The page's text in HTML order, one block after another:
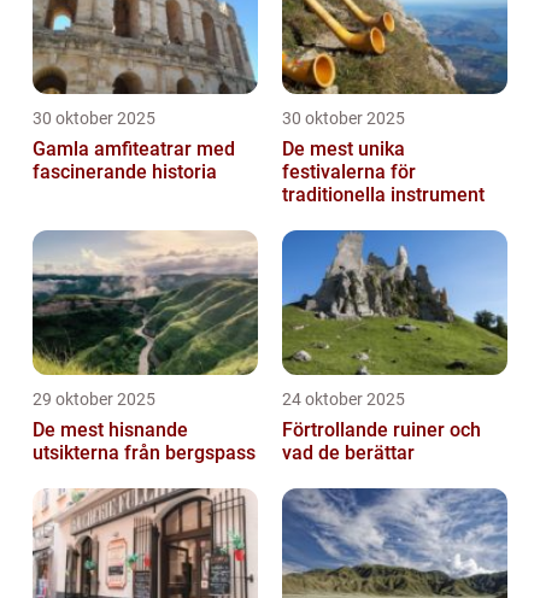
30 oktober 2025
Gamla amfiteatrar med
fascinerande historia
30 oktober 2025
De mest unika
festivalerna för
traditionella instrument
29 oktober 2025
De mest hisnande
utsikterna från bergspass
24 oktober 2025
Förtrollande ruiner och
vad de berättar